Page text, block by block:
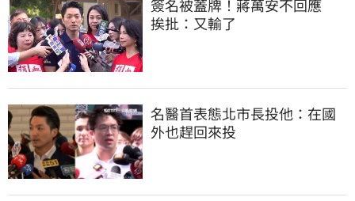
簽名被蓋牌！蔣萬安不回應
挨批：又輸了
名醫首表態北市長投他：在國
外也趕回來投